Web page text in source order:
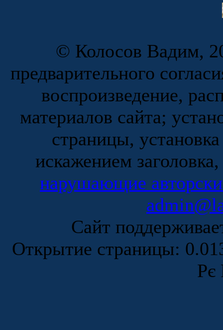
© Колосов Вадим,
предварительного
воспроизведение,
материалов сайта;
страницы,
искажением
нарушающие
Сайт
Открытие страницы:
Рє